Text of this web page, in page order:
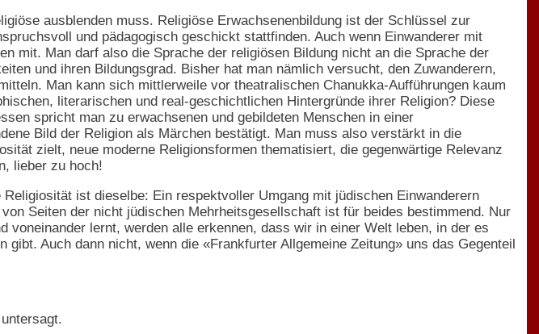
ausblenden muss. Religiöse Erwachsenenbildung ist der Schlüssel zur
und pädagogisch geschickt stattfinden. Auch wenn Einwanderer mit
mit. Man darf also die Sprache der religiösen Bildung nicht an die Sprache der
und ihren Bildungsgrad. Bisher hat man nämlich versucht, den Zuwanderern,
Man kann sich mittlerweile vor theatralischen Chanukka-Aufführungen kaum
literarischen und real-geschichtlichen Hintergründe ihrer Religion? Diese
spricht man zu erwachsenen und gebildeten Menschen in einer
Bild der Religion als Märchen bestätigt. Man muss also verstärkt in die
zielt, neue moderne Religionsformen thematisiert, die gegenwärtige Relevanz
lieber zu hoch!
ist dieselbe: Ein respektvoller Umgang mit jüdischen Einwanderern
Seiten der nicht jüdischen Mehrheitsgesellschaft ist für beides bestimmend. Nur
voneinander lernt, werden alle erkennen, dass wir in einer Welt leben, in der es
Auch dann nicht, wenn die «Frankfurter Allgemeine Zeitung» uns das Gegenteil